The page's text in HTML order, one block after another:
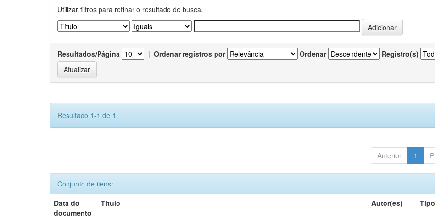
Utilizar filtros para refinar o resultado de busca.
Resultados/Página | Ordenar registros por Ordenar Registro(s)
Resultado 1-1 de 1.
Anterior 1
Conjunto de itens:
Data do
documento
Título Autor(es) Tipo